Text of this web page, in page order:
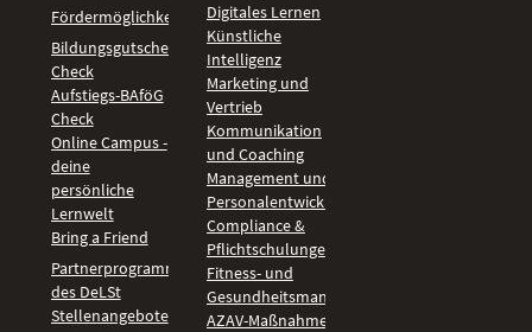
Fördermöglichkeiten
Bildungsgutschein
Check
Aufstiegs-BAföG
Check
Online Campus -
deine
persönliche
Lernwelt
Bring a Friend
Partnerprogramm
des DeLSt
Stellenangebote
Digitales Lernen
Künstliche
Intelligenz
Marketing und
Vertrieb
Kommunikation
und Coaching
Management und
Personalentwicklung
Compliance &
Pflichtschulungen
Fitness- und
Gesundheitsmanagement
AZAV-Maßnahmen